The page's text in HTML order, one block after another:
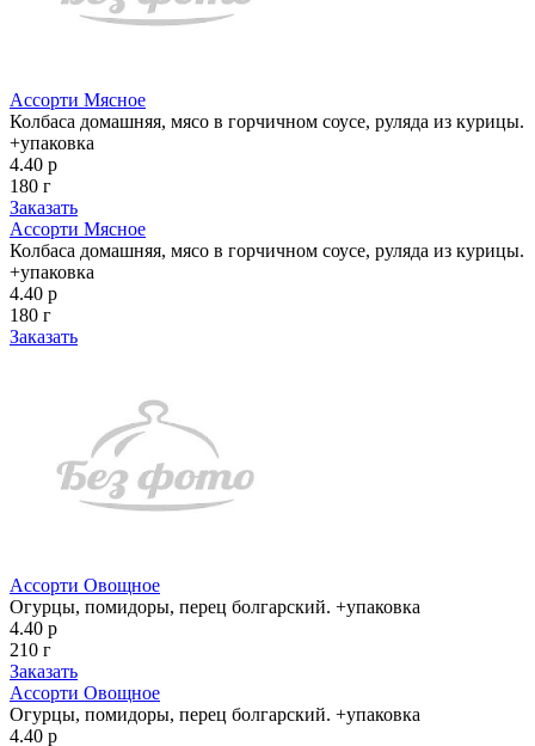
Ассорти Мясное
Колбаса домашняя, мясо в горчичном соусе, руляда из курицы.
+упаковка
4.40 р
180 г
Заказать
Ассорти Мясное
Колбаса домашняя, мясо в горчичном соусе, руляда из курицы.
+упаковка
4.40 р
180 г
Заказать
Ассорти Овощное
Огурцы, помидоры, перец болгарский. +упаковка
4.40 р
210 г
Заказать
Ассорти Овощное
Огурцы, помидоры, перец болгарский. +упаковка
4.40 р